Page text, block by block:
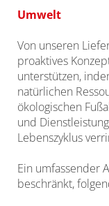
Umwelt
Von unseren
proaktives
unterstützen,
natürlichen
ökologischen
und
Lebenszyklus
Ein umfassender
beschränkt,